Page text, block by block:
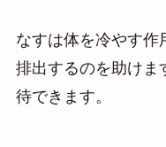
なすは体を冷やす作
排出するのを助けま
待できます。